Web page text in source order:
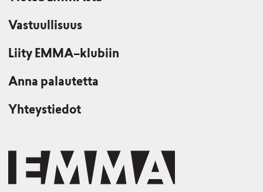
Vastuullisuus
Liity EMMA–klubiin
Anna palautetta
Yhteystiedot